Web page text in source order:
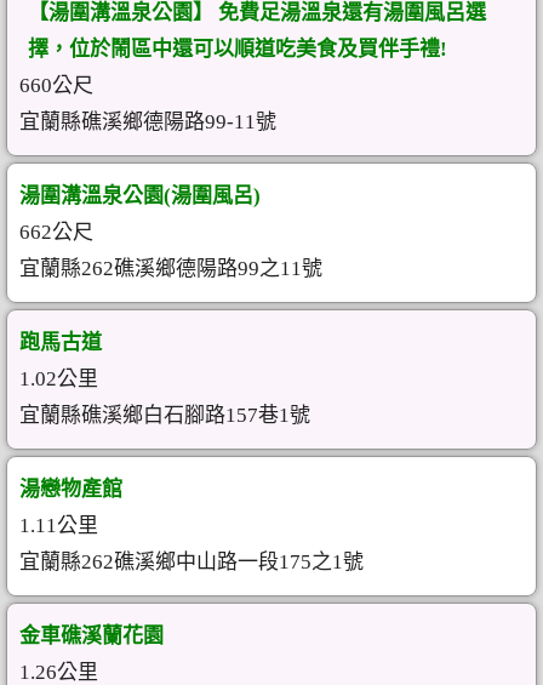
【湯圍溝溫泉公園】 免費足湯溫泉還有湯圍風呂選
擇，位於鬧區中還可以順道吃美食及買伴手禮!
660公尺
宜蘭縣礁溪鄉德陽路99-11號
湯圍溝溫泉公園(湯圍風呂)
662公尺
宜蘭縣262礁溪鄉德陽路99之11號
跑馬古道
1.02公里
宜蘭縣礁溪鄉白石腳路157巷1號
湯戀物產館
1.11公里
宜蘭縣262礁溪鄉中山路一段175之1號
金車礁溪蘭花園
1.26公里